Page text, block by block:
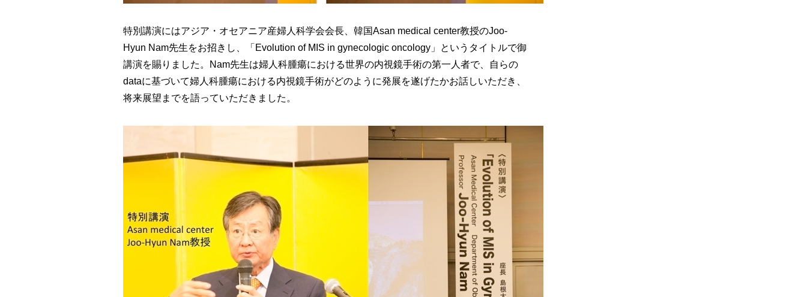
特別講演にはアジア・オセアニア産婦人科学会会長、韓国Asan medical center教授のJoo-
Hyun Nam先生をお招きし、「Evolution of MIS in gynecologic oncology」というタイトルで御
講演を賜りました。Nam先生は婦人科腫瘍における世界の内視鏡手術の第一人者で、自らの
dataに基づいて婦人科腫瘍における内視鏡手術がどのように発展を遂げたかお話しいただき、
将来展望までを語っていただきました。